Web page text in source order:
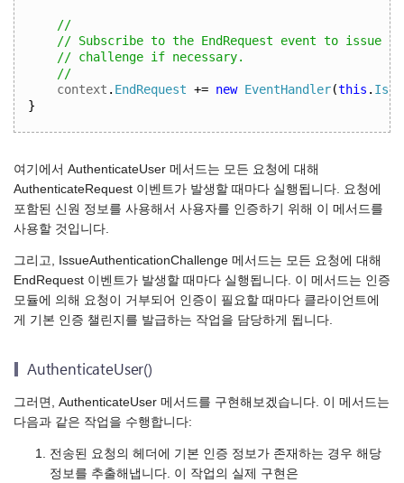
//
// Subscribe to the EndRequest event to issue
// challenge if necessary.
//
context . EndRequest += new EventHandler(this .
}
여기에서 AuthenticateUser 메서드는 모든 요청에 대해
AuthenticateRequest 이벤트가 발생할 때마다 실행됩니다. 요청에
포함된 신원 정보를 사용해서 사용자를 인증하기 위해 이 메서드를
사용할 것입니다.
그리고, IssueAuthenticationChallenge 메서드는 모든 요청에 대해
EndRequest 이벤트가 발생할 때마다 실행됩니다. 이 메서드는 인증
모듈에 의해 요청이 거부되어 인증이 필요할 때마다 클라이언트에
게 기본 인증 챌린지를 발급하는 작업을 담당하게 됩니다.
AuthenticateUser()
그러면, AuthenticateUser 메서드를 구현해보겠습니다. 이 메서드는
다음과 같은 작업을 수행합니다:
전송된 요청의 헤더에 기본 인증 정보가 존재하는 경우 해당
정보를 추출해냅니다. 이 작업의 실제 구현은